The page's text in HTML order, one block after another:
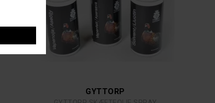
GYTTORP